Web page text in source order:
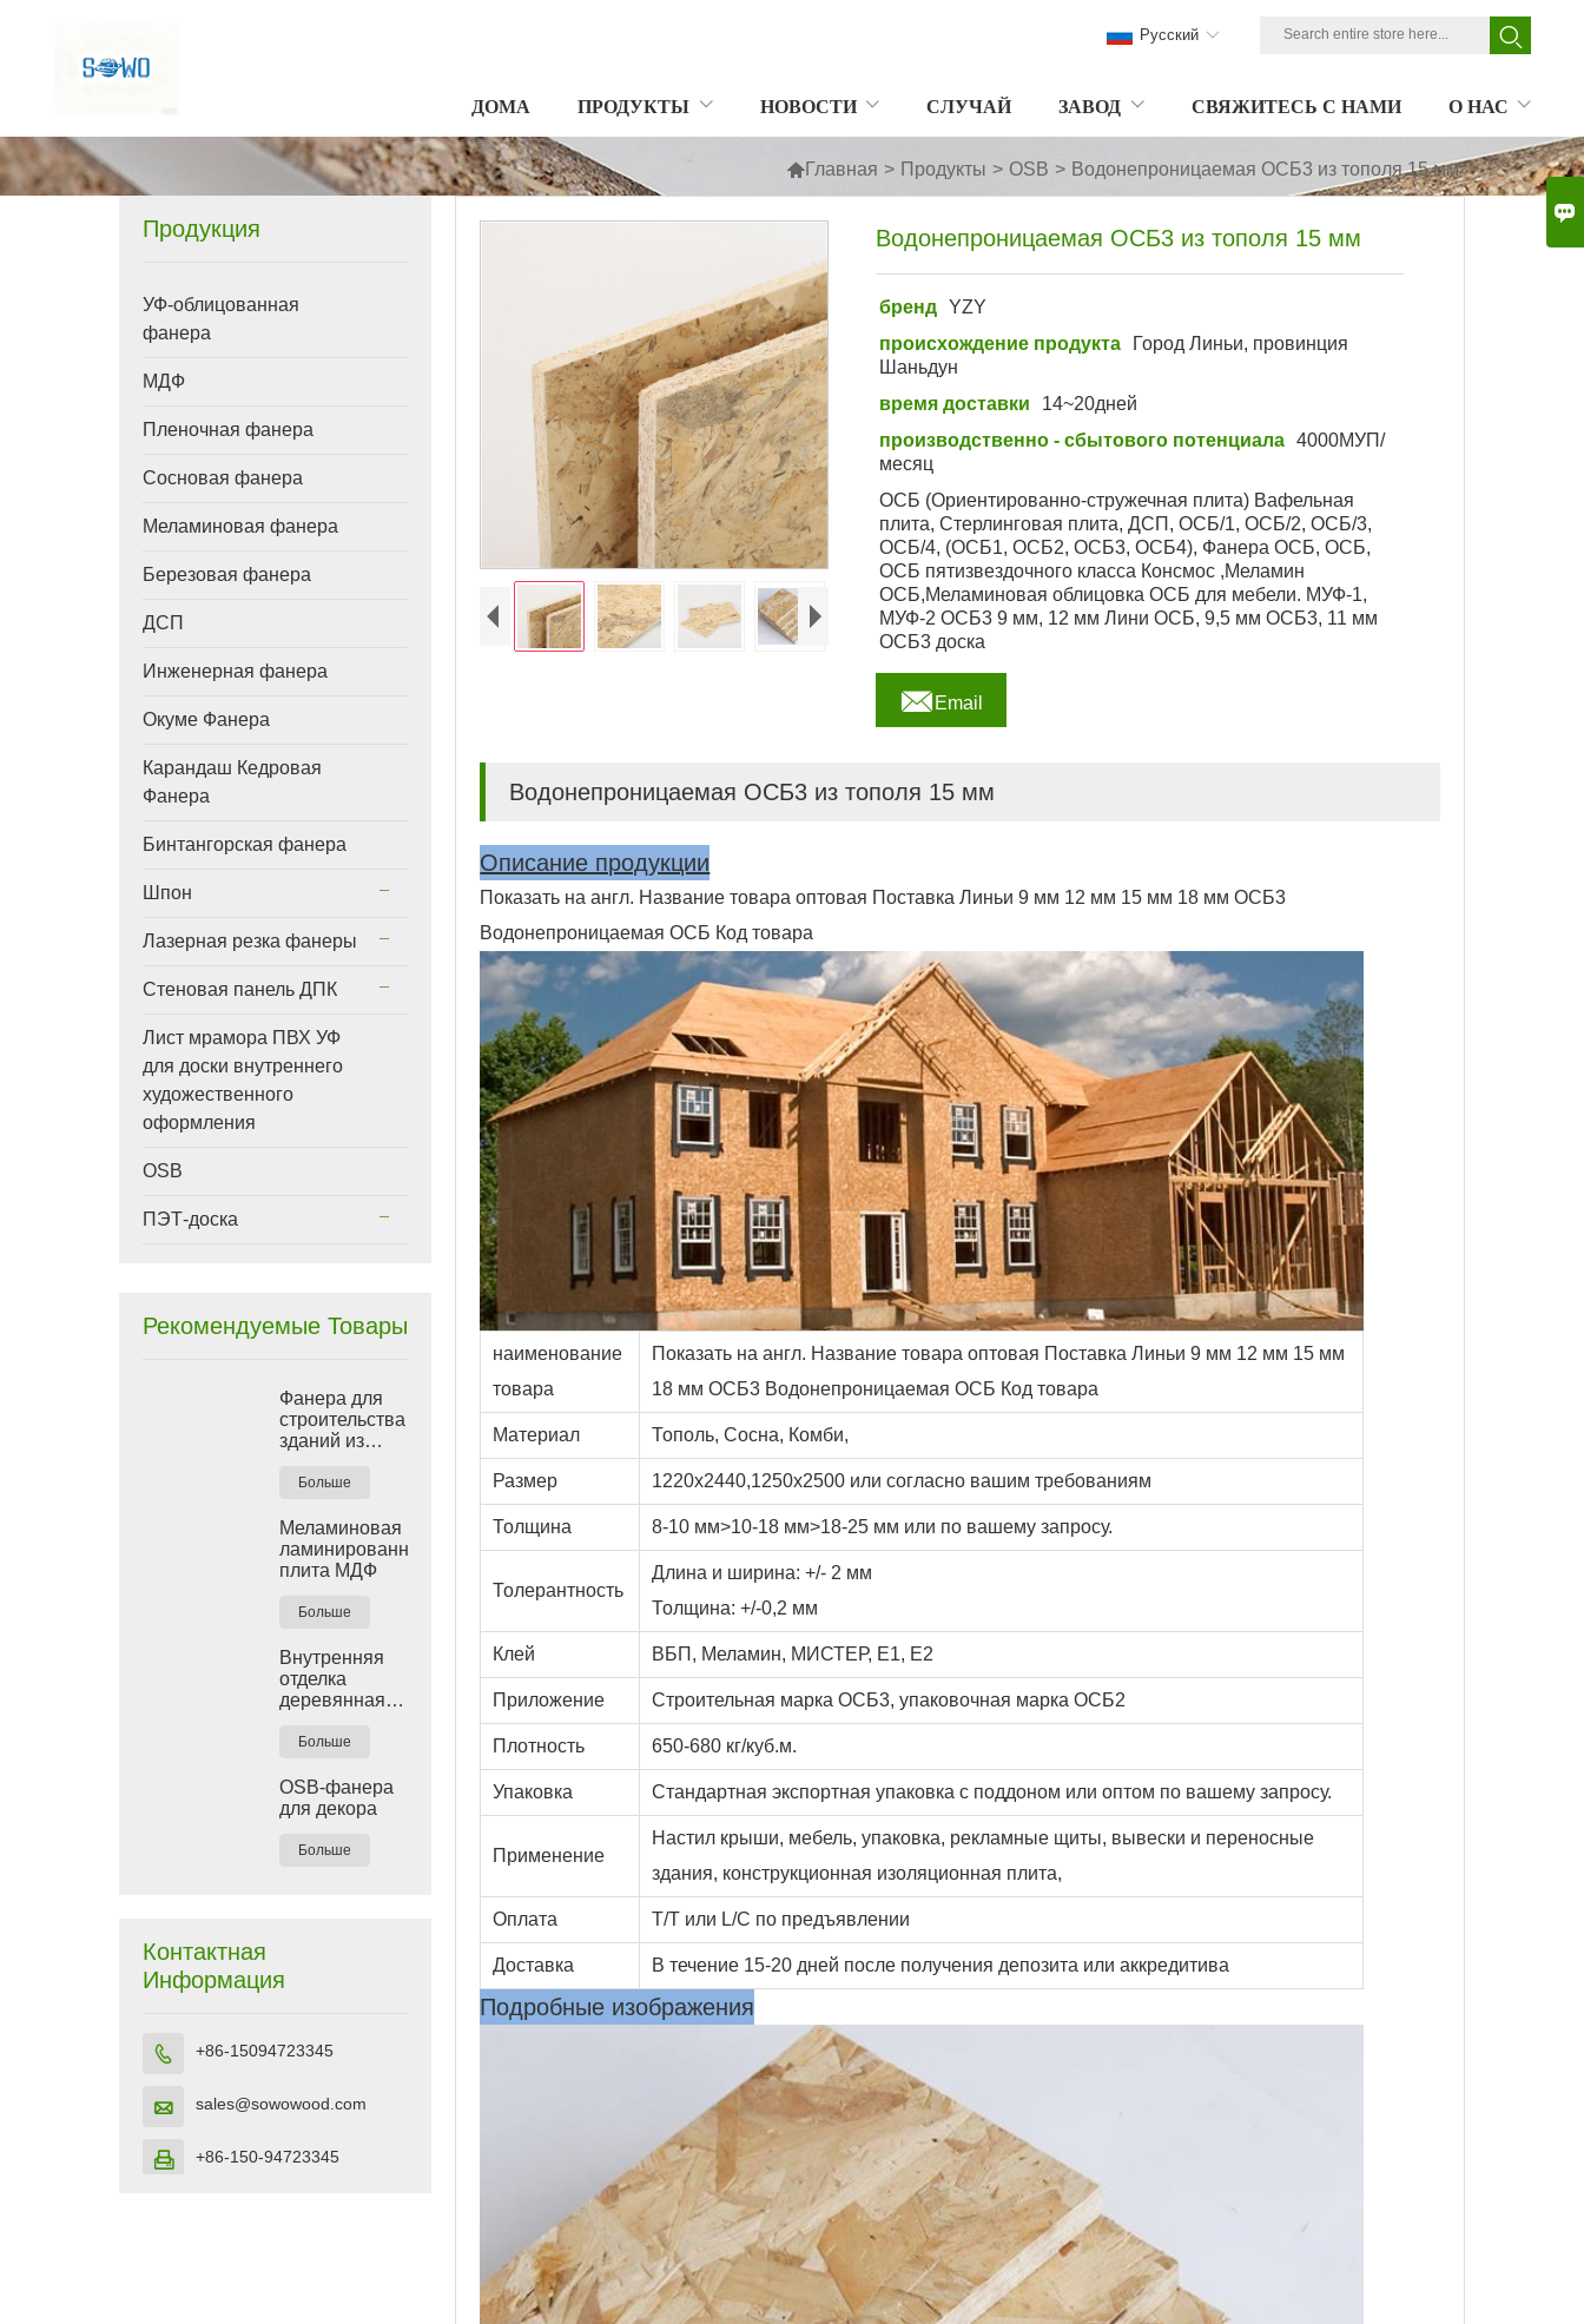
ДОМА ПРОДУКТЫ НОВОСТИ СЛУЧАЙ ЗАВОД СВЯЖИТЕСЬ С НАМИ О НАС
Pусский
Главная > Продукты > OSB > Водонепроницаемая ОСБ3 из тополя 15 мм
Продукция
УФ-облицованная
фанера
МДФ
Пленочная фанера
Сосновая фанера
Меламиновая фанера
Березовая фанера
ДСП
Инженерная фанера
Окуме Фанера
Карандаш Кедровая
Фанера
Бинтангорская фанера
Шпон
Лазерная резка фанеры
Стеновая панель ДПК
Лист мрамора ПВХ УФ
для доски внутреннего
художественного
оформления
OSB
ПЭТ-доска
Рекомендуемые Товары
Фанера для
строительства
зданий из
пленки
Больше
Меламиновая
ламинированная
плита МДФ
Больше
Внутренняя
отделка
деревянная
композитная
панель ДПК
Больше
OSB-фанера
для декора
Больше
Контактная
Информация
 +86-15094723345
 sales@sowowood.com
 +86-150-94723345
Водонепроницаемая ОСБ3 из тополя 15 мм
бренд
YZY
происхождение продукта
Город Линьи, провинция
Шаньдун
время доставки
14~20дней
производственно - сбытового потенциала
4000МУП/
месяц
ОСБ (Ориентированно-стружечная плита) Вафельная
плита, Стерлинговая плита, ДСП, ОСБ/1, ОСБ/2, ОСБ/3,
ОСБ/4, (ОСБ1, ОСБ2, ОСБ3, ОСБ4), Фанера ОСБ, ОСБ,
ОСБ пятизвездочного класса Консмос ,Меламин
ОСБ,Меламиновая облицовка ОСБ для мебели. МУФ-1,
МУФ-2 ОСБ3 9 мм, 12 мм Лини ОСБ, 9,5 мм ОСБ3, 11 мм
ОСБ3 доска
 Email
Водонепроницаемая ОСБ3 из тополя 15 мм
Описание продукции
Показать на англ. Название товара оптовая Поставка Линьи 9 мм 12 мм 15 мм 18 мм ОСБ3
Водонепроницаемая ОСБ Код товара
наименование
товара
Показать на англ. Название товара оптовая Поставка Линьи 9 мм 12 мм 15 мм
18 мм ОСБ3 Водонепроницаемая ОСБ Код товара
Материал Тополь, Сосна, Комби,
Размер 1220x2440,1250x2500 или согласно вашим требованиям
Толщина 8-10 мм>10-18 мм>18-25 мм или по вашему запросу.
Толерантность
Длина и ширина: +/- 2 мм
Толщина: +/-0,2 мм
Клей ВБП, Меламин, МИСТЕР, E1, E2
Приложение Строительная марка ОСБ3, упаковочная марка ОСБ2
Плотность 650-680 кг/куб.м.
Упаковка Стандартная экспортная упаковка с поддоном или оптом по вашему запросу.
Применение
Настил крыши, мебель, упаковка, рекламные щиты, вывески и переносные
здания, конструкционная изоляционная плита,
Оплата T/T или L/C по предъявлении
Доставка В течение 15-20 дней после получения депозита или аккредитива
Подробные изображения
